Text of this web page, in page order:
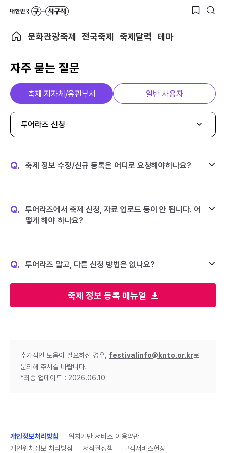
문화관광축제 전국축제 축제달력 테마
자주 묻는 질문
축제 정보 등록 매뉴얼
축제 지자체/유관부서 일반 사용자
투어라즈 신청
Q. 축제 정보 수정/신규 등록은 어디로 요청해야하나요?
Q.
투어라즈에서 축제 신청, 자료 업로드 등이 안 됩니다. 어
떻게 해야 하나요?
Q. 투어라즈 말고, 다른 신청 방법은 없나요?
추가적인 도움이 필요하신 경우, festivalinfo@knto.or.kr로
문의해 주시길 바랍니다.
*최종 업데이트 : 2026.06.10
개인정보처리방침
위치기반 서비스 이용약관
개인위치정보 처리방침
저작권정책 고객서비스헌장